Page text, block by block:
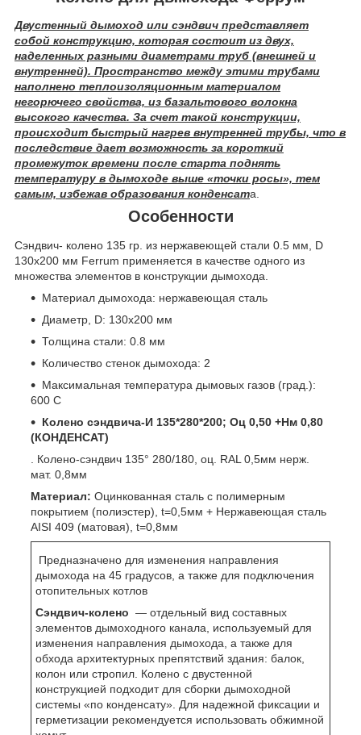
Двустенный дымоход или сэндвич представляет
собой конструкцию, которая состоит из двух,
наделенных разными диаметрами труб (внешней и
внутренней). Пространство между этими трубами
наполнено теплоизоляционным материалом
негорючего свойства, из базальтового волокна
высокого качества. За счет такой конструкции,
происходит быстрый нагрев внутренней трубы, что в
последствие дает возможность за короткий
промежуток времени после старта поднять
температуру в дымоходе выше «точки росы», тем
самым, избежав образования конденсата.
Особенности
Сэндвич- колено 135 гр. из нержавеющей стали 0.5 мм, D
130х200 мм Ferrum применяется в качестве одного из
множества элементов в конструкции дымохода.
Материал дымохода: нержавеющая сталь
Диаметр, D: 130х200 мм
Толщина стали: 0.8 мм
Количество стенок дымохода: 2
Максимальная температура дымовых газов (град.):
600 С
Колено сэндвича-И 135*280*200; Оц 0,50 +Нм 0,80
(КОНДЕНСАТ)
. Колено-сэндвич 135° 280/180, оц. RAL 0,5мм нерж.
мат. 0,8мм
Материал: Оцинкованная сталь с полимерным
покрытием (полиэстер), t=0,5мм + Нержавеющая сталь
AISI 409 (матовая), t=0,8мм
Предназначено для изменения направления
дымохода на 45 градусов, а также для подключения
отопительных котлов
Сэндвич-колено ― отдельный вид составных
элементов дымоходного канала, используемый для
изменения направления дымохода, а также для
обхода архитектурных препятствий здания: балок,
колон или стропил. Колено с двустенной
конструкцией подходит для сборки дымоходной
системы «по конденсату». Для надежной фиксации и
герметизации рекомендуется использовать обжимной